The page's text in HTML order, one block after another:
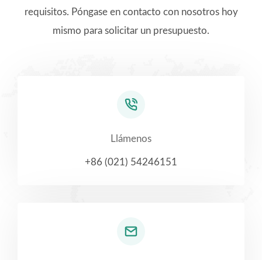
requisitos. Póngase en contacto con nosotros hoy
mismo para solicitar un presupuesto.
Llámenos
+86 (021) 54246151